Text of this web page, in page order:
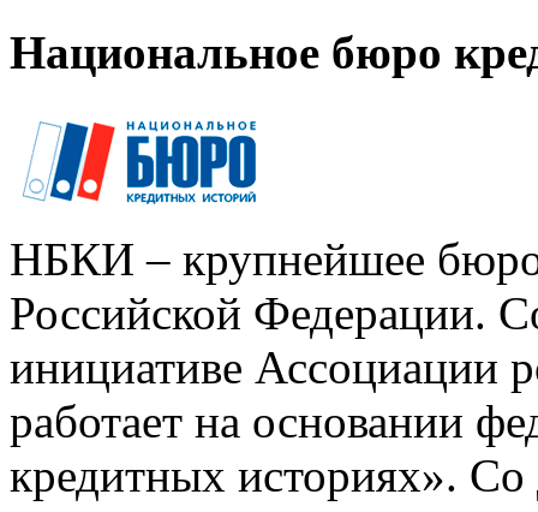
Национальное бюро
НБКИ – крупнейшее
Российской Федерации.
инициативе Ассоциации
работает на основании
кредитных историях».